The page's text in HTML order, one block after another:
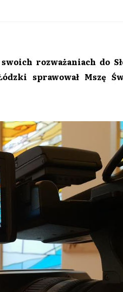
rozważaniach do
sprawował Mszę